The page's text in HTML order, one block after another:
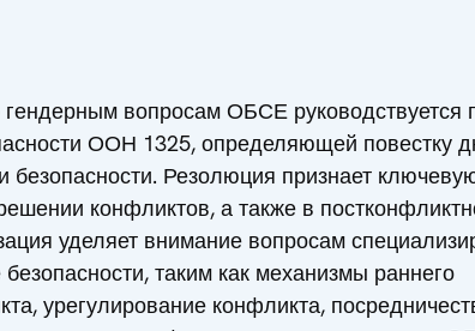
гендерным вопросам ОБСЕ руководствуется
ООН 1325, определяющей повестку
Резолюция признает
конфликтов, а также в
уделяет внимание вопросам
таким как механизмы раннего
урегулирование конфликта,